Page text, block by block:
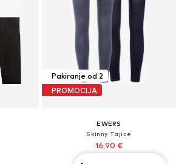
Pakiranje od 2
PROMOCIJA
EWERS
Skinny Tajice
16,90 €